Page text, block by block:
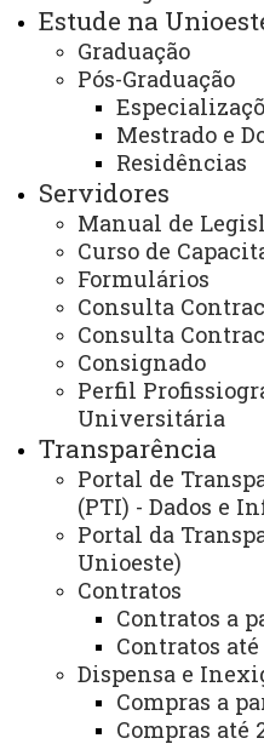
Estude na
Graduação
Pós-Graduação
Mestrado e
Residências
Servidores
Manual de
Curso de
Formulários
Consulta
Consulta
Consignado
Perfil
Universitária
Transparência
Portal de
(PTI) - Dados e
Portal da
Unioeste)
Contratos
Contratos a
Contratos até
Dispensa e
Compras a
Compras até
o Programa de
Serviço Social na temática
E-
coordenadora:
Telefone: (45)
Página
Eletrônica:
https://
servicos/campus-de-
Endereço para
correspondência:
UNIOESTE –
Bloco do centro de
Guaíra, 3141 - Jardim
Toledo – Paraná.
Dias e horários
Sexta, das 8h às
ATUALIZAÇÃO MAIS